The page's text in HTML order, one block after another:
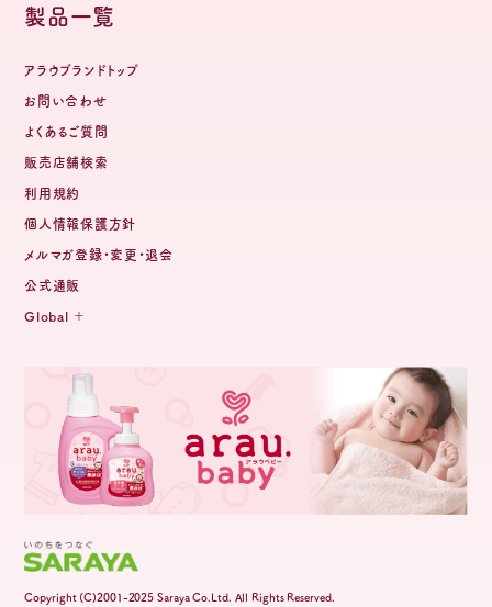
製品一覧
アラウブランドトップ
お問い合わせ
よくあるご質問
販売店舗検索
利用規約
個人情報保護方針
メルマガ登録・変更・退会
公式通販
Global
Copyright (C)2001-2025 Saraya Co.Ltd. All Rights Reserved.